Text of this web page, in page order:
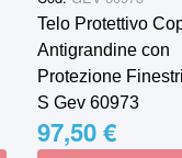
Telo Protettivo
Antigrandine con
Protezione
S Gev 60973
97,50 €